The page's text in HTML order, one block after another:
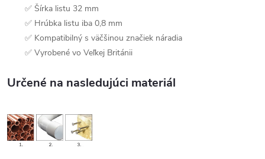
✅ Šírka listu 32 mm
✅ Hrúbka listu iba 0,8 mm
✅ Kompatibilný s väčšinou značiek náradia
✅ Vyrobené vo Veľkej Británii
Určené na nasledujúci materiál